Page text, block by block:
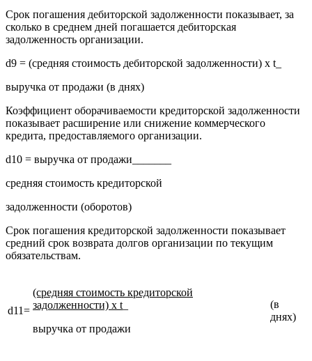
Срок погашения дебиторской задолженности показывает, за
сколько в среднем дней погашается дебиторская
задолженность организации.
d9 = (средняя стоимость дебиторской задолженности) х t_
выручка от продажи (в днях)
Коэффициент оборачиваемости кредиторской задолженности
показывает расширение или снижение коммерческого
кредита, предоставляемого организации.
d10 = выручка от продажи_______
средняя стоимость кредиторской
задолженности (оборотов)
Срок погашения кредиторской задолженности показывает
средний срок возврата долгов организации по текущим
обязательствам.
d11=
(средняя стоимость кредиторской
задолженности) х t
выручка от продажи
(в
днях)